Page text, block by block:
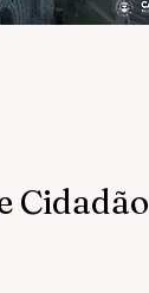
Cidadão